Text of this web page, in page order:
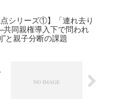
点シリーズ①】「連れ去り
共同親権導入下で問われ
”と親子分断の課題